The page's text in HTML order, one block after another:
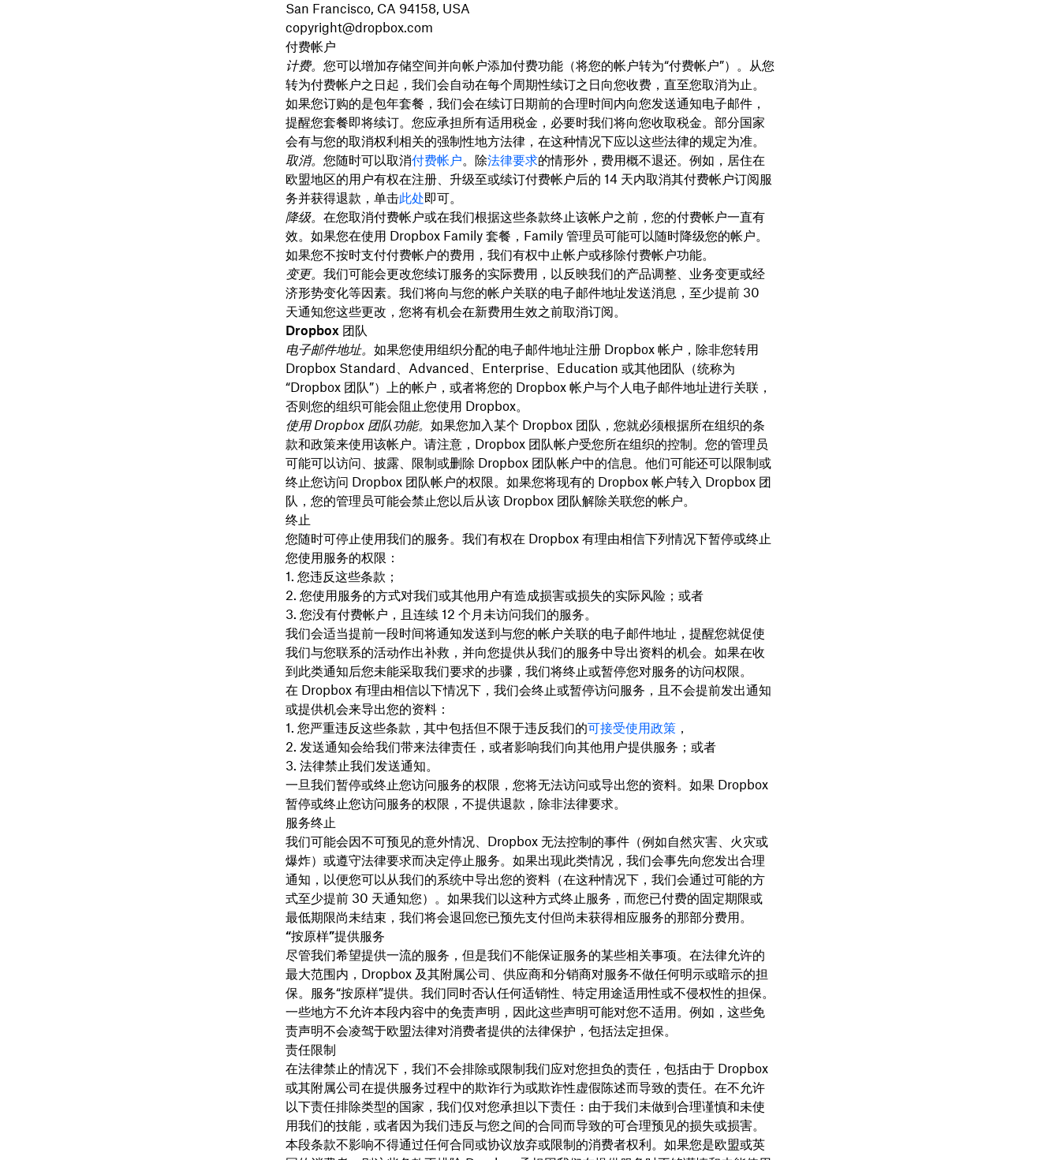
San Francisco, CA 94158, USA
copyright@dropbox.com
付费帐户
计费。 您可以增加存储空间并向帐户添加付费功能（将您的帐户转为“付费帐户”）。从您
转为付费帐户之日起，我们会自动在每个周期性续订之日向您收费，直至您取消为止。
如果您订购的是包年套餐，我们会在续订日期前的合理时间内向您发送通知电子邮件，
提醒您套餐即将续订。您应承担所有适用税金，必要时我们将向您收取税金。部分国家
会有与您的取消权利相关的强制性地方法律，在这种情况下应以这些法律的规定为准。
取消。 您随时可以取消付费帐户。除法律要求的情形外，费用概不退还。例如，居住在
欧盟地区的用户有权在注册、升级至或续订付费帐户后的 14 天内取消其付费帐户订阅服
务并获得退款，单击此处即可。
降级。 在您取消付费帐户或在我们根据这些条款终止该帐户之前，您的付费帐户一直有
效。如果您在使用 Dropbox Family 套餐，Family 管理员可能可以随时降级您的帐户。
如果您不按时支付付费帐户的费用，我们有权中止帐户或移除付费帐户功能。
变更。 我们可能会更改您续订服务的实际费用，以反映我们的产品调整、业务变更或经
济形势变化等因素。我们将向与您的帐户关联的电子邮件地址发送消息，至少提前 30
天通知您这些更改，您将有机会在新费用生效之前取消订阅。
Dropbox 团队
电子邮件地址。 如果您使用组织分配的电子邮件地址注册 Dropbox 帐户，除非您转用
Dropbox Standard、Advanced、Enterprise、Education 或其他团队（统称为
“Dropbox 团队”）上的帐户，或者将您的 Dropbox 帐户与个人电子邮件地址进行关联，
否则您的组织可能会阻止您使用 Dropbox。
使用 Dropbox 团队功能。 如果您加入某个 Dropbox 团队，您就必须根据所在组织的条
款和政策来使用该帐户。请注意，Dropbox 团队帐户受您所在组织的控制。您的管理员
可能可以访问、披露、限制或删除 Dropbox 团队帐户中的信息。他们可能还可以限制或
终止您访问 Dropbox 团队帐户的权限。如果您将现有的 Dropbox 帐户转入 Dropbox 团
队，您的管理员可能会禁止您以后从该 Dropbox 团队解除关联您的帐户。
终止
您随时可停止使用我们的服务。我们有权在 Dropbox 有理由相信下列情况下暂停或终止
您使用服务的权限：
您违反这些条款；
您使用服务的方式对我们或其他用户有造成损害或损失的实际风险；或者
您没有付费帐户，且连续 12 个月未访问我们的服务。
我们会适当提前一段时间将通知发送到与您的帐户关联的电子邮件地址，提醒您就促使
我们与您联系的活动作出补救，并向您提供从我们的服务中导出资料的机会。如果在收
到此类通知后您未能采取我们要求的步骤，我们将终止或暂停您对服务的访问权限。
在 Dropbox 有理由相信以下情况下，我们会终止或暂停访问服务，且不会提前发出通知
或提供机会来导出您的资料：
您严重违反这些条款，其中包括但不限于违反我们的可接受使用政策，
发送通知会给我们带来法律责任，或者影响我们向其他用户提供服务；或者
法律禁止我们发送通知。
一旦我们暂停或终止您访问服务的权限，您将无法访问或导出您的资料。如果 Dropbox
暂停或终止您访问服务的权限，不提供退款，除非法律要求。
服务终止
我们可能会因不可预见的意外情况、Dropbox 无法控制的事件（例如自然灾害、火灾或
爆炸）或遵守法律要求而决定停止服务。如果出现此类情况，我们会事先向您发出合理
通知，以便您可以从我们的系统中导出您的资料（在这种情况下，我们会通过可能的方
式至少提前 30 天通知您）。如果我们以这种方式终止服务，而您已付费的固定期限或
最低期限尚未结束，我们将会退回您已预先支付但尚未获得相应服务的那部分费用。
“按原样”提供服务
尽管我们希望提供一流的服务，但是我们不能保证服务的某些相关事项。在法律允许的
最大范围内，Dropbox 及其附属公司、供应商和分销商对服务不做任何明示或暗示的担
保。服务“按原样”提供。我们同时否认任何适销性、特定用途适用性或不侵权性的担保。
一些地方不允许本段内容中的免责声明，因此这些声明可能对您不适用。例如，这些免
责声明不会凌驾于欧盟法律对消费者提供的法律保护，包括法定担保。
责任限制
在法律禁止的情况下，我们不会排除或限制我们应对您担负的责任，包括由于 Dropbox
或其附属公司在提供服务过程中的欺诈行为或欺诈性虚假陈述而导致的责任。在不允许
以下责任排除类型的国家，我们仅对您承担以下责任：由于我们未做到合理谨慎和未使
用我们的技能，或者因为我们违反与您之间的合同而导致的可合理预见的损失或损害。
本段条款不影响不得通过任何合同或协议放弃或限制的消费者权利。如果您是欧盟或英